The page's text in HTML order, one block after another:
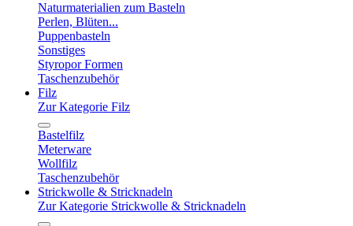
Naturmaterialien zum Basteln
Perlen, Blüten...
Puppenbasteln
Sonstiges
Styropor Formen
Taschenzubehör
Filz
Zur Kategorie Filz
Bastelfilz
Meterware
Wollfilz
Taschenzubehör
Strickwolle & Stricknadeln
Zur Kategorie Strickwolle & Stricknadeln